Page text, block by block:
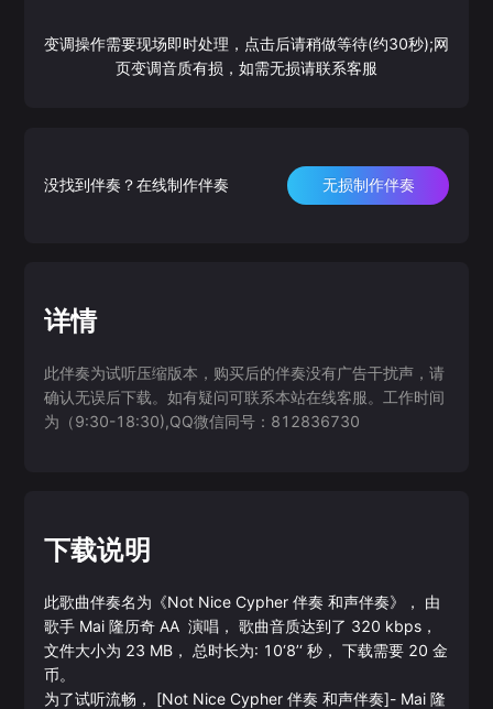
变调操作需要现场即时处理，点击后请稍做等待(约30秒);网
页变调音质有损，如需无损请联系客服
没找到伴奏？在线制作伴奏 无损制作伴奏
详情
此伴奏为试听压缩版本，购买后的伴奏没有广告干扰声，请
确认无误后下载。如有疑问可联系本站在线客服。工作时间
为（9:30-18:30),QQ微信同号：812836730
下载说明
此歌曲伴奏名为《Not Nice Cypher 伴奏 和声伴奏》， 由
歌手 Mai 隆历奇 AA 演唱， 歌曲音质达到了 320 kbps，
文件大小为 23 MB， 总时长为: 10‘8’‘秒， 下载需要 20 金
币。
为了试听流畅， [Not Nice Cypher 伴奏 和声伴奏]- Mai 隆